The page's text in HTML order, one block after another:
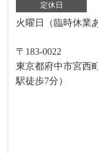
定休日
火曜日（臨時休業
〒183-0022
東京都府中市宮西
駅徒歩7分）